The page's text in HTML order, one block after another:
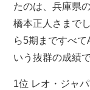
たのは、兵庫県
橋本正人さまで
ら5期まですべ
いう抜群の成績
1位 レオ・ジャ